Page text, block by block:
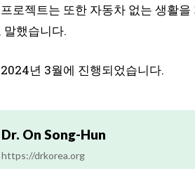
로젝트는 또한 자동차 없는 생활
말했습니다.
년 3월에 진행되었습니다.
Dr. On Song-Hun
https://drkorea.org